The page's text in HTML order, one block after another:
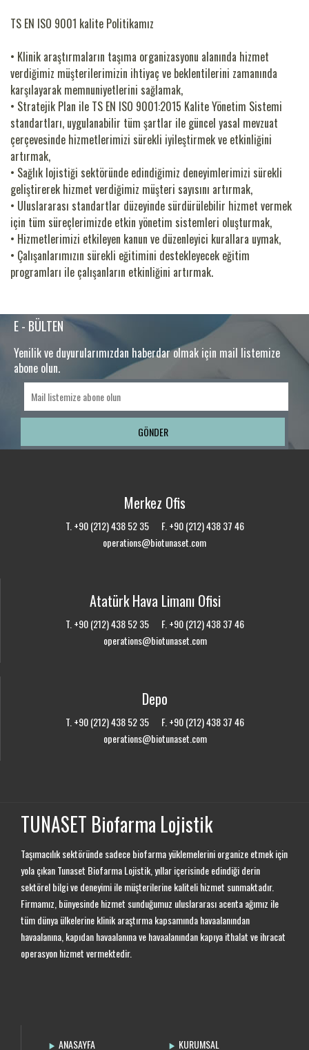
TS EN ISO 9001 kalite Politikamız
• Klinik araştırmaların taşıma organizasyonu alanında hizmet
verdiğimiz müşterilerimizin ihtiyaç ve beklentilerini zamanında
karşılayarak memnuniyetlerini sağlamak,
• Stratejik Plan ile TS EN ISO 9001:2015 Kalite Yönetim Sistemi
standartları, uygulanabilir tüm şartlar ile güncel yasal mevzuat
çerçevesinde hizmetlerimizi sürekli iyileştirmek ve etkinliğini
artırmak,
• Sağlık lojistiği sektöründe edindiğimiz deneyimlerimizi sürekli
geliştirerek hizmet verdiğimiz müşteri sayısını artırmak,
• Uluslararası standartlar düzeyinde sürdürülebilir hizmet vermek
için tüm süreçlerimizde etkin yönetim sistemleri oluşturmak,
• Hizmetlerimizi etkileyen kanun ve düzenleyici kurallara uymak,
• Çalışanlarımızın sürekli eğitimini destekleyecek eğitim
programları ile çalışanların etkinliğini artırmak.
E - BÜLTEN
Yenilik ve duyurularımızdan haberdar olmak için mail listemize
abone olun.
Merkez Ofis
T. +90 (212) 438 52 35 F. +90 (212) 438 37 46
operations@biotunaset.com
Atatürk Hava Limanı Ofisi
T. +90 (212) 438 52 35 F. +90 (212) 438 37 46
operations@biotunaset.com
Depo
T. +90 (212) 438 52 35 F. +90 (212) 438 37 46
operations@biotunaset.com
TUNASET Biofarma Lojistik
Taşımacılık sektöründe sadece biofarma yüklemelerini organize etmek için
yola çıkan Tunaset Biofarma Lojistik, yıllar içerisinde edindiği derin
sektörel bilgi ve deneyimi ile müşterilerine kaliteli hizmet sunmaktadır.
Firmamız, bünyesinde hizmet sunduğumuz uluslararası acenta ağımız ile
tüm dünya ülkelerine klinik araştırma kapsamında havaalanından
havaalanına, kapıdan havaalanına ve havaalanından kapıya ithalat ve ihracat
operasyon hizmet vermektedir.
ANASAYFA KURUMSAL